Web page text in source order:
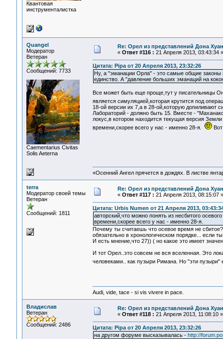
Квантовая
инструменталистка
Quangel
Модератор
Ветеран
Сообщений: 7733
Сaementarius Civitas
Solis Aeterna
Re: Орел из представлений Дона
« Ответ #116 : 21 Апреля 2013, 03:43:34 »
Цитата: Pipa от 20 Апреля 2013, 23:32:26
Ну, а "эманации Орла" - это самые общие
единство. А "давление больших эманаций на
Все может быть еще проще,тут у писательницы
является симуляцией,которая крутится под
18-ой версии их 7,а в 28-ой,которую допиливают
Лабораторий - должно быть 15. Вместе -
локус,в котором находится текущая версия
времени,скорее всего у нас - именно 28-я.
Вот
«Осенний Ангел прячется в дождях. В листве
terra
Модератор своей темы
Ветеран
Сообщений: 1811
Re: Орел из представлений Дона
« Ответ #117 : 21 Апреля 2013, 08:15:07 »
Цитата: Urbis Numen от 21 Апреля 2013,
авторский,что можно понять из несбитого осевого
времени,скорее всего у нас - именно 28-я.
Почему ты считаешь что осевое время не
обязательно в хронологическом порядке... если
И есть мнение,что 27)) ( но какое это имеет
И тот Орел..это совсем не вся вселенная. Это
человеками.. как пузыри Римана. Но "эти
Audi, vide, tace - si vis vivere in pace.
Владислав
Ветеран
Сообщений: 2486
Re: Орел из представлений Дона
« Ответ #118 : 21 Апреля 2013, 11:08:10 »
Цитата: Pipa от 20 Апреля 2013, 23:32:26
на другом форуме высказывалась - http://